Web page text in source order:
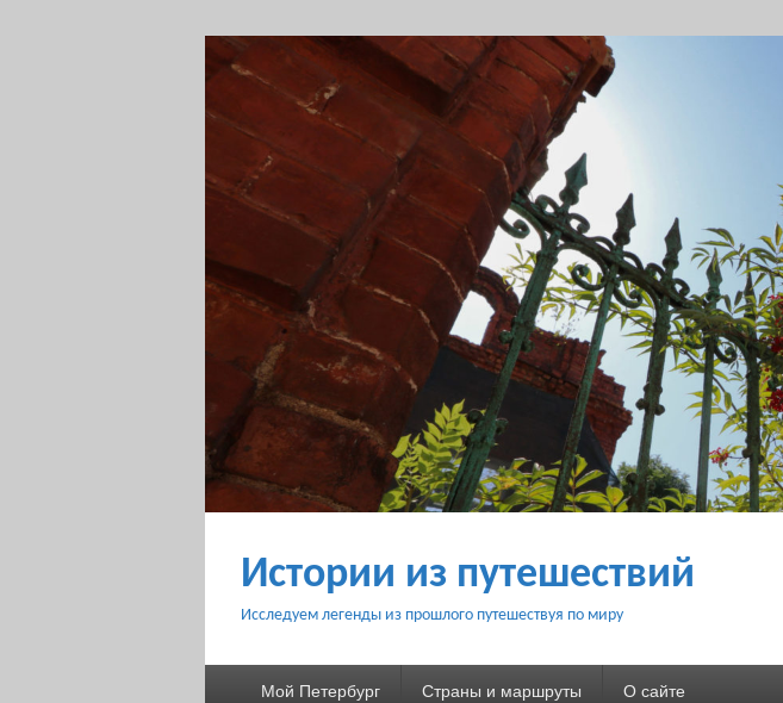
Истории из путешествий
Исследуем легенды из прошлого путешествуя по миру
Мой Петербург Страны и маршруты О сайте